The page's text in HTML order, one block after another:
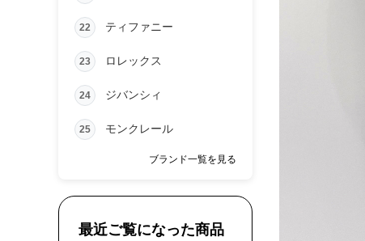
22 ティファニー
23 ロレックス
24 ジバンシィ
25 モンクレール
ブランド一覧を見る
最近ご覧になった商品